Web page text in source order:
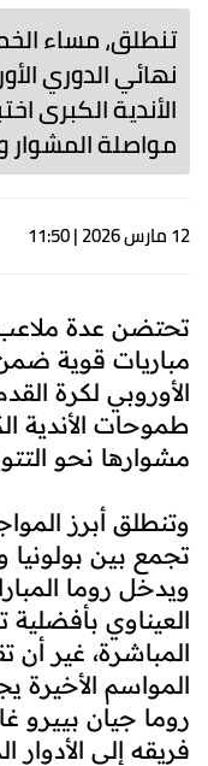
تنطلق، مساء
نهائي الدوري
الأندية الكبرى
مواصلة المشوار
12 مارس 2026 | 11:50
تحتضن عدة ملاعب
مباريات قوية
الأوروبي لكرة
طموحات الأندية
مشوارها نحو
وتنطلق أبرز
تجمع بين
ويدخل روما
العيناوي
المباشرة، غير
المواسم الأخيرة
روما جيان بييرو
فريقه إلى الأدوار